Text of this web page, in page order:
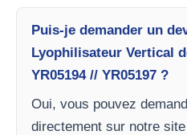
Puis-je demander un
Lyophilisateur Vertical
YR05194 // YR05197 ?
Oui, vous pouvez
directement sur notre